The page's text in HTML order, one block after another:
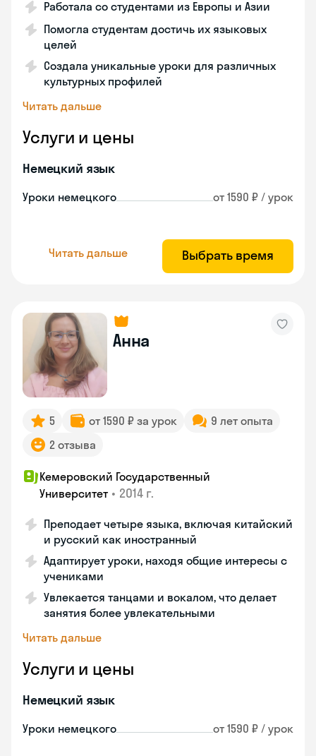
Работала со студентами из Европы и Азии
Помогла студентам достичь их языковых
целей
Создала уникальные уроки для различных
культурных профилей
Читать дальше
Услуги и цены
Немецкий язык
Уроки немецкого от 1590 ₽ / урок
Читать дальше Выбрать время
Анна
5 от 1590 ₽ за урок
9 лет опыта
2 отзыва
Кемеровский Государственный
Университет • 2014 г.
Преподает четыре языка, включая китайский
и русский как иностранный
Адаптирует уроки, находя общие интересы с
учениками
Увлекается танцами и вокалом, что делает
занятия более увлекательными
Читать дальше
Услуги и цены
Немецкий язык
Уроки немецкого от 1590 ₽ / урок